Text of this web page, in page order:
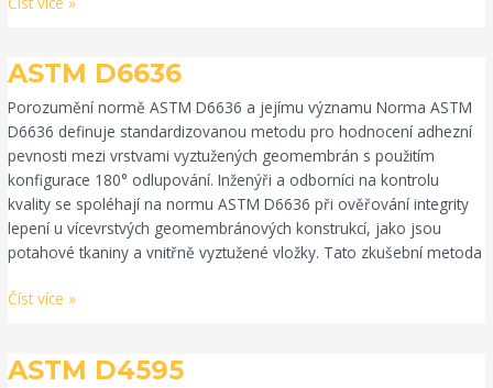
ASTM D6636
Porozumění normě ASTM D6636 a jejímu významu Norma ASTM
D6636 definuje standardizovanou metodu pro hodnocení adhezní
pevnosti mezi vrstvami vyztužených geomembrán s použitím
konfigurace 180° odlupování. Inženýři a odborníci na kontrolu
kvality se spoléhají na normu ASTM D6636 při ověřování integrity
lepení u vícevrstvých geomembránových konstrukcí, jako jsou
potahové tkaniny a vnitřně vyztužené vložky. Tato zkušební metoda
ASTM
Číst více »
ASTM D4595
ASTM